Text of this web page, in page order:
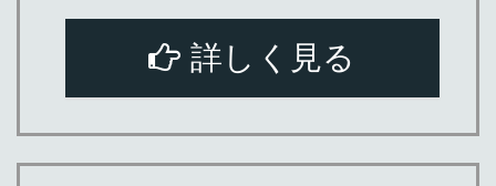
詳しく見る